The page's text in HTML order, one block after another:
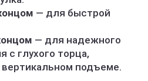
— для быстрой
— для надежного
с глухого торца,
подъеме.